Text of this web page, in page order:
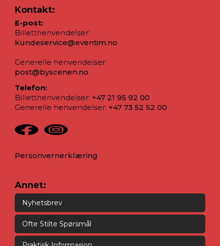
Kontakt:
E-post:
Billetthenvendelser:
kundeservice@eventim.no
Generelle henvendelser:
post@byscenen.no
Telefon:
Billetthenvendelser: +47 21 95 92 00
Generelle henvendelser: +47 73 52 52 00
Personvernerklæring
Annet:
Nyhetsbrev
Ofte Stilte Spørsmål